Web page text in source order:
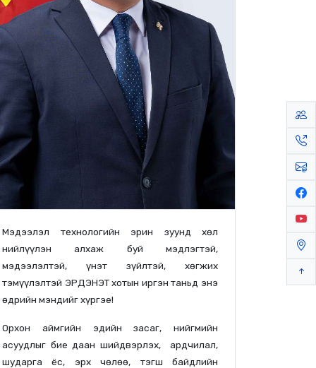
Мэдээлэл технологийн эрин зуунд хөл
нийлүүлэн алхаж буй мэдлэгтэй,
мэдээлэлтэй, үнэт зүйлтэй, хөгжих
тэмүүлэлтэй ЭРДЭНЭТ хотын иргэн таньд энэ
өдрийн мэндийг хүргэе!
Орхон аймгийн эдийн засаг, нийгмийн
асуудлыг бие даан шийдвэрлэх, ардчилал,
шударга ёс, эрх чөлөө, тэгш байдлийн